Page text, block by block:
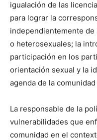
igualación de las
para lograr la
independientemente de
o heterosexuales; la
participación en los
orientación sexual y la
agenda de la
La responsable de la
vulnerabilidades que
comunidad en el